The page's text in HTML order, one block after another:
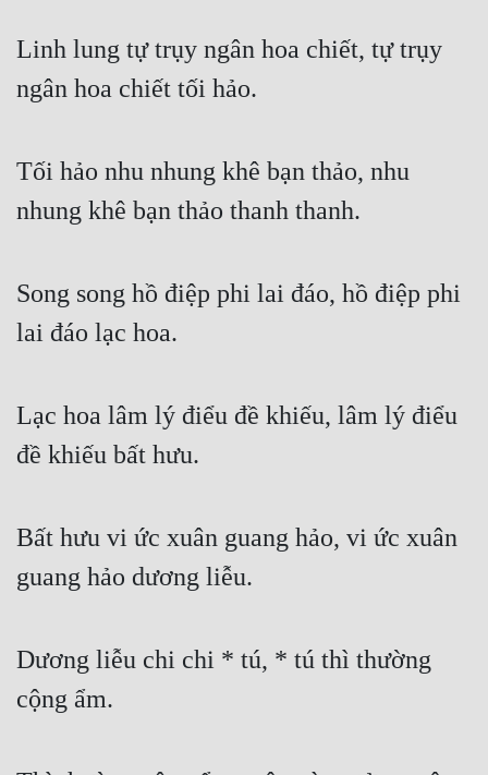
Linh lung tự trụy ngân hoa chiết, tự trụy
ngân hoa chiết tối hảo.
Tối hảo nhu nhung khê bạn thảo, nhu
nhung khê bạn thảo thanh thanh.
Song song hồ điệp phi lai đáo, hồ điệp phi
lai đáo lạc hoa.
Lạc hoa lâm lý điểu đề khiếu, lâm lý điểu
đề khiếu bất hưu.
Bất hưu vi ức xuân guang hảo, vi ức xuân
guang hảo dương liễu.
Dương liễu chi chi * tú, * tú thì thường
cộng ẩm.